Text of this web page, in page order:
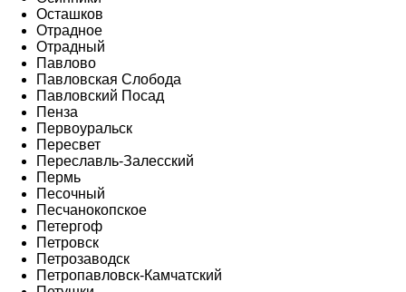
Осташков
Отрадное
Отрадный
Павлово
Павловская Слобода
Павловский Посад
Пенза
Первоуральск
Пересвет
Переславль-Залесский
Пермь
Песочный
Песчанокопское
Петергоф
Петровск
Петрозаводск
Петропавловск-Камчатский